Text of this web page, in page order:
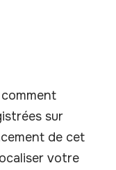
sur
de cet
votre